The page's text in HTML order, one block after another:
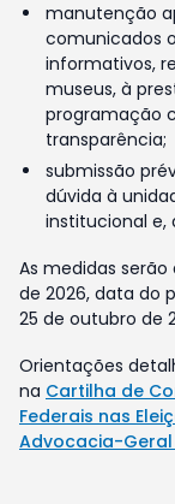
manutenção
comunicados
informativos,
museus, à
programação
transparência;
submissão
dúvida à
institucional e,
As medidas
de 2026, data do
25 de outubro de
Orientações
na Cartilha de
Federais nas
Advocacia-Geral